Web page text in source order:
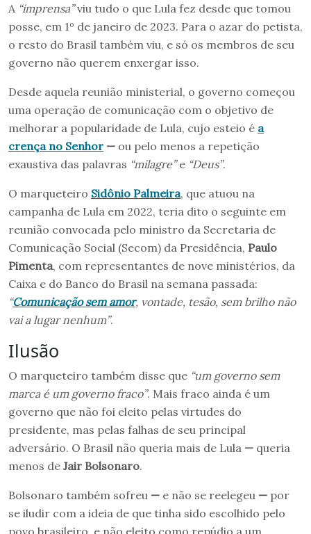
A “imprensa”viu tudo o que Lula fez desde que tomou
posse, em 1º de janeiro de 2023. Para o azar do petista,
o resto do Brasil também viu, e só os membros de seu
governo não querem enxergar isso.
Desde aquela reunião ministerial, o governo começou
uma operação de comunicação com o objetivo de
melhorar a popularidade de Lula, cujo esteio é a
crença no Senhor — ou pelo menos a repetição
exaustiva das palavras “milagre”e “Deus”.
O marqueteiro Sidônio Palmeira, que atuou na
campanha de Lula em 2022, teria dito o seguinte em
reunião convocada pelo ministro da Secretaria de
Comunicação Social (Secom) da Presidência, Paulo
Pimenta, com representantes de nove ministérios, da
Caixa e do Banco do Brasil na semana passada:
“Comunicação sem amor, vontade, tesão, sem brilho não
vai a lugar nenhum”.
Ilusão
O marqueteiro também disse que “um governo sem
marca é um governo fraco”. Mais fraco ainda é um
governo que não foi eleito pelas virtudes do
presidente, mas pelas falhas de seu principal
adversário. O Brasil não queria mais de Lula — queria
menos de Jair Bolsonaro.
Bolsonaro também sofreu — e não se reelegeu — por
se iludir com a ideia de que tinha sido escolhido pelo